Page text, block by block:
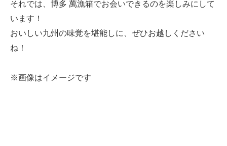
それでは、博多 萬漁箱でお会いできるのを楽しみにして
います！
おいしい九州の味覚を堪能しに、ぜひお越しください
ね！
※画像はイメージです